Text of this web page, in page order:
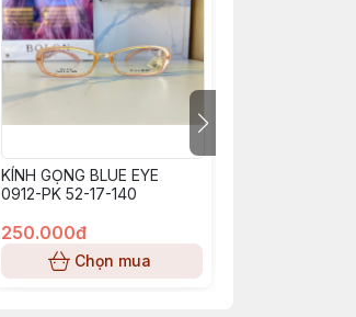
KÍNH GỌNG BLUE EYE
0912-PK 52-17-140
250.000đ
Chọn mua